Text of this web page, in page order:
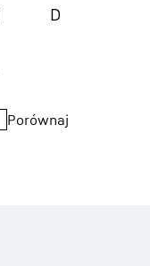
D
Porównaj